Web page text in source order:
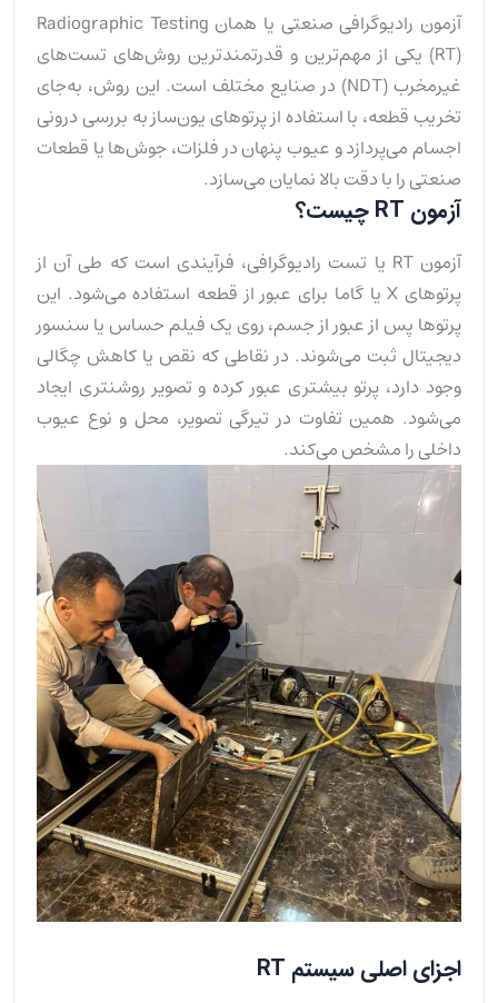
آزمون رادیوگرافی صنعتی یا همان Radiographic Testing
(RT) یکی از مهم‌ترین و قدرتمندترین روش‌های تست‌های
غیرمخرب (NDT) در صنایع مختلف است. این روش، به‌جای
تخریب قطعه، با استفاده از پرتوهای یون‌ساز به بررسی درونی
اجسام می‌پردازد و عیوب پنهان در فلزات، جوش‌ها یا قطعات
صنعتی را با دقت بالا نمایان می‌سازد.
آزمون RT چیست؟
آزمون RT یا تست رادیوگرافی، فرآیندی است که طی آن از
پرتوهای X یا گاما برای عبور از قطعه استفاده می‌شود. این
پرتوها پس از عبور از جسم، روی یک فیلم حساس یا سنسور
دیجیتال ثبت می‌شوند. در نقاطی که نقص یا کاهش چگالی
وجود دارد، پرتو بیشتری عبور کرده و تصویر روشنتری ایجاد
می‌شود. همین تفاوت در تیرگی تصویر، محل و نوع عیوب
داخلی را مشخص می‌کند.
اجزای اصلی سیستم RT